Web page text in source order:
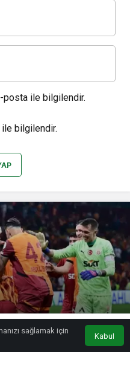
posta ile bilgilendir.
bilgilendir.
rekorunu
sağlamak için
Kabul